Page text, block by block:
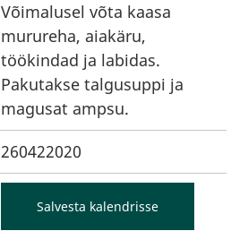
Võimalusel võta kaasa
murureha, aiakäru,
töökindad ja labidas.
Pakutakse talgusuppi ja
magusat ampsu.
260422020
Salvesta kalendrisse